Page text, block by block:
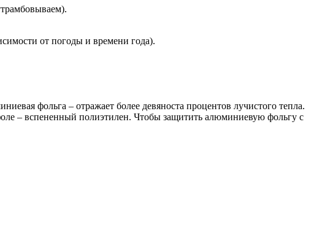
от погоды и времени года).
фольга – отражает более девяноста процентов лучистого тепла.
– вспененный полиэтилен. Чтобы защитить алюминиевую фольгу с